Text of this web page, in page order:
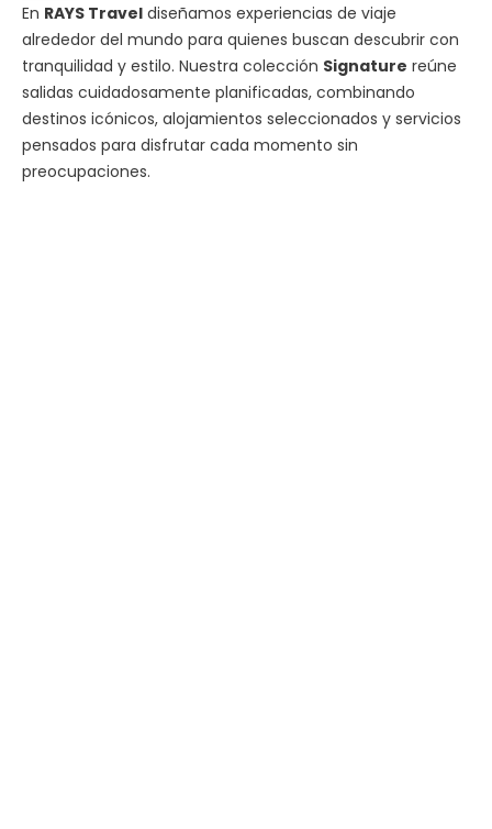
En RAYS Travel diseñamos experiencias de viaje
alrededor del mundo para quienes buscan descubrir con
tranquilidad y estilo. Nuestra colección Signature reúne
salidas cuidadosamente planificadas, combinando
destinos icónicos, alojamientos seleccionados y servicios
pensados para disfrutar cada momento sin
preocupaciones.